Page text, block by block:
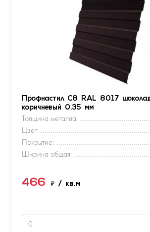
Профнастил С8 RAL 8017
коричневый 0.35 мм
Толщина металла:
Цвет:
Покрытие:
Ширина общая:
466 ₽ / кв.м